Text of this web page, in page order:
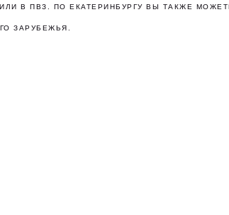
В ПВЗ. ПО ЕКАТЕРИНБУРГУ ВЫ ТАКЖЕ
ЗАРУБЕЖЬЯ.
25% 25%